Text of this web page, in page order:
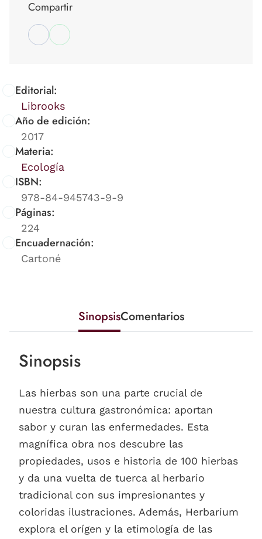
Editorial:
Librooks
Año de edición:
2017
Materia:
Ecología
ISBN:
978-84-945743-9-9
Páginas:
224
Encuadernación:
Cartoné
Compartir
SinopsisComentarios
Sinopsis
Las hierbas son una parte crucial de
nuestra cultura gastronómica: aportan
sabor y curan las enfermedades. Esta
magnífica obra nos descubre las
propiedades, usos e historia de 100 hierbas
y da una vuelta de tuerca al herbario
tradicional con sus impresionantes y
coloridas ilustraciones. Además, Herbarium
explora el orígen y la etimología de las